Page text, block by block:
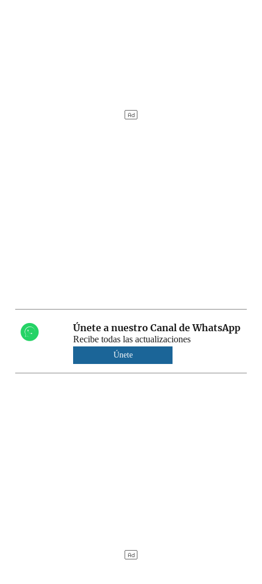
Únete a nuestro Canal de WhatsApp
Recibe todas las actualizaciones
Únete